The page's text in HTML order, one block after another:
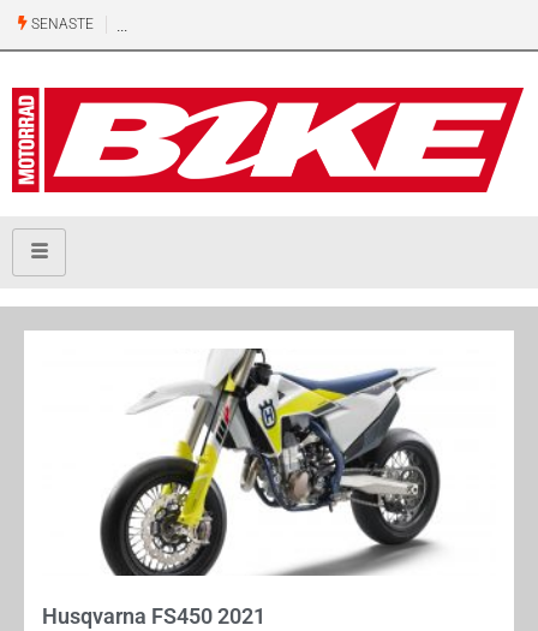
SENASTE
Husqvarna FS450 2021